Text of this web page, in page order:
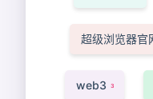
超级浏览器官
web3 3